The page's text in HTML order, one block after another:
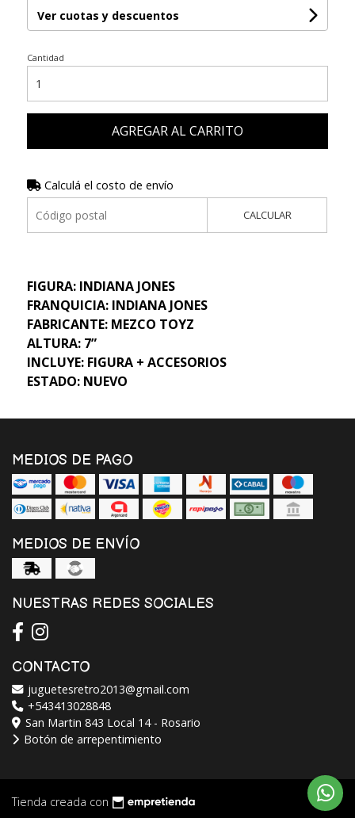
Ver cuotas y descuentos
Cantidad
AGREGAR AL CARRITO
Calculá el costo de envío
CALCULAR
FIGURA: INDIANA JONES
FRANQUICIA: INDIANA JONES
FABRICANTE: MEZCO TOYZ
ALTURA: 7”
INCLUYE: FIGURA + ACCESORIOS
ESTADO: NUEVO
MEDIOS DE PAGO
MEDIOS DE ENVÍO
NUESTRAS REDES SOCIALES
CONTACTO
juguetesretro2013@gmail.com
+543413028848
San Martin 843 Local 14 - Rosario
Botón de arrepentimiento
Tienda creada con